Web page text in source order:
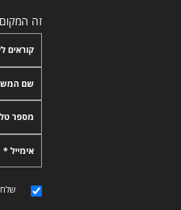
זה
קוראים
שם
מספר
אימייל *